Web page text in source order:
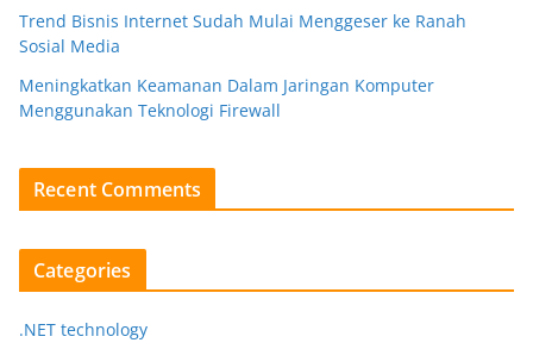
Trend Bisnis Internet Sudah Mulai Menggeser ke Ranah
Sosial Media
Meningkatkan Keamanan Dalam Jaringan Komputer
Menggunakan Teknologi Firewall
Recent Comments
Categories
.NET technology